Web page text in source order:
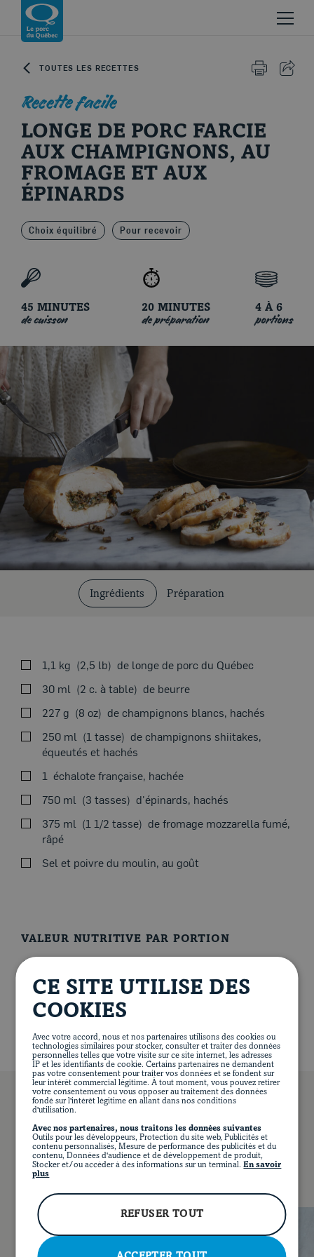
Skip to content
Revenir à la page d’accueil
Le porc d'ici
Coupes et cuissons
Nos recettes
Thème du moment
FACEBOOKINSTAGRAMPINTEREST
TOUTES LES RECETTES IMPRIMER
Recette facile
LONGE DE PORC FARCIE
AUX CHAMPIGNONS, AU
FROMAGE ET AUX
ÉPINARDS
Choix équilibré Pour recevoir
45 MINUTES
de cuisson
20 MINUTES
de préparation
4 À 6
portions
Ingrédients Préparation
1,1 kg 2,5 lb
de longe de porc du Québec
30 ml
2 c. à table de beurre
227 g
8 oz de champignons blancs, hachés
250 ml
1 tasse de champignons shiitakes,
équeutés et hachés
1 échalote française, hachée
750 ml
3 tasses
d'épinards, hachés
375 ml
1 1/2 tasse de fromage mozzarella fumé,
râpé
Sel et poivre du moulin, au goût
VOIRAU FOUR
Préchauffer le four à 200 °C (400 °F) et placer la grille au
beurre, puis cuire les champignons et l’échalote
française pendant 8 minutes. Ajouter les épinards et
laisser fondre pendant 2 minutes. Assaisonner
complètement. Farcir avec le mélange de champignons,
four pendant 30 minutes.
Retirer du four, couvrir de papier d’aluminium, puis
Trancher pour servir.
VALEUR NUTRITIVE PAR PORTION
441 calories
4 g de glucides
1 g de fibres
2 g de sucre
324 mg de sodium
VOUS POURRIEZ AUSSI AIMER…
CE SITE UTILISE DES
COOKIES
Avec votre accord, nous et nos partenaires utilisons des cookies ou
technologies similaires pour stocker, consulter et traiter des données
personnelles telles que votre visite sur ce site internet, les adresses
IP et les identifiants de cookie. Certains partenaires ne demandent
pas votre consentement pour traiter vos données et se fondent sur
leur intérêt commercial légitime. À tout moment, vous pouvez retirer
votre consentement ou vous opposer au traitement des données
fondé sur l'intérêt légitime en allant dans nos conditions
d'utilisation.
Avec nos partenaires, nous traitons les données suivantes
Outils pour les développeurs, Protection du site web, Publicités et
contenu personnalisés, Mesure de performance des publicités et du
contenu, Données d'audience et de développement de produit,
Stocker et/ou accéder à des informations sur un terminal. En savoir
plus
REFUSER TOUT